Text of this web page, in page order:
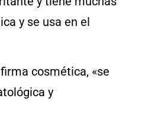
y se usa en el
cosmética, «se
y